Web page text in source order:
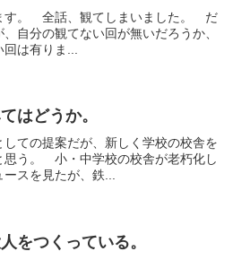
す。 全話、観てしまいました。 だ
自分の観てない回が無いだろうか、
は有りま...
はどうか。
ての提案だが、新しく学校の校舎を
思う。 小・中学校の校舎が老朽化し
スを見たが、鉄...
をつくっている。